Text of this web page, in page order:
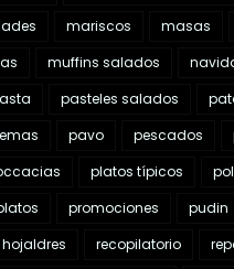
mariscos masas
muffins salados
pasteles salados
pavo pescados
platos típicos
promociones
pudin
recopilatorio